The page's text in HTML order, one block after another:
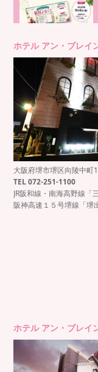
ホテル アン・ブレイ
大阪府堺市堺区向陵中町
TEL 072-251-1100
JR阪和線・南海高野線「
阪神高速１５号堺線「堺
ホテル アン・ブレイ